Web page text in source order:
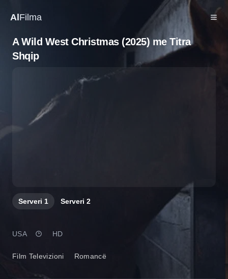
Al Filma
A Wild West Christmas (2025) me Titra
Shqip
Serveri 1 Serveri 2
Film Televizioni Romancë
USA HD